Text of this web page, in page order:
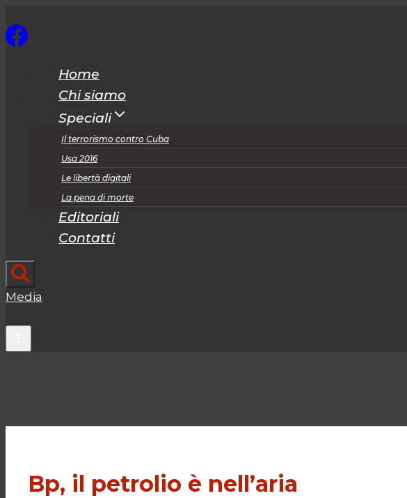
al
Home
Chi siamo
Speciali
Il terrorismo contro Cuba
Usa 2016
Le libertà digitali
La pena di morte
Editoriali
Contatti
Media
Bp, il petrolio è nell’aria